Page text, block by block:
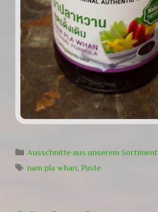
Kategorien
Ausschnitte aus unserem Sortiment
Schlagwörter
nam pla whan,Paste